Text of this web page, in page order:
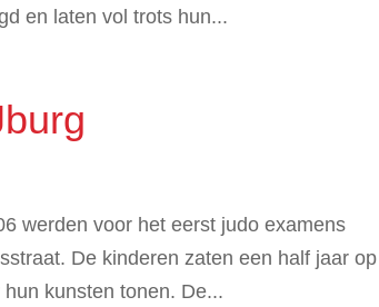
en laten vol trots hun...
werden voor het eerst judo examens
De kinderen zaten een half jaar op
kunsten tonen. De...